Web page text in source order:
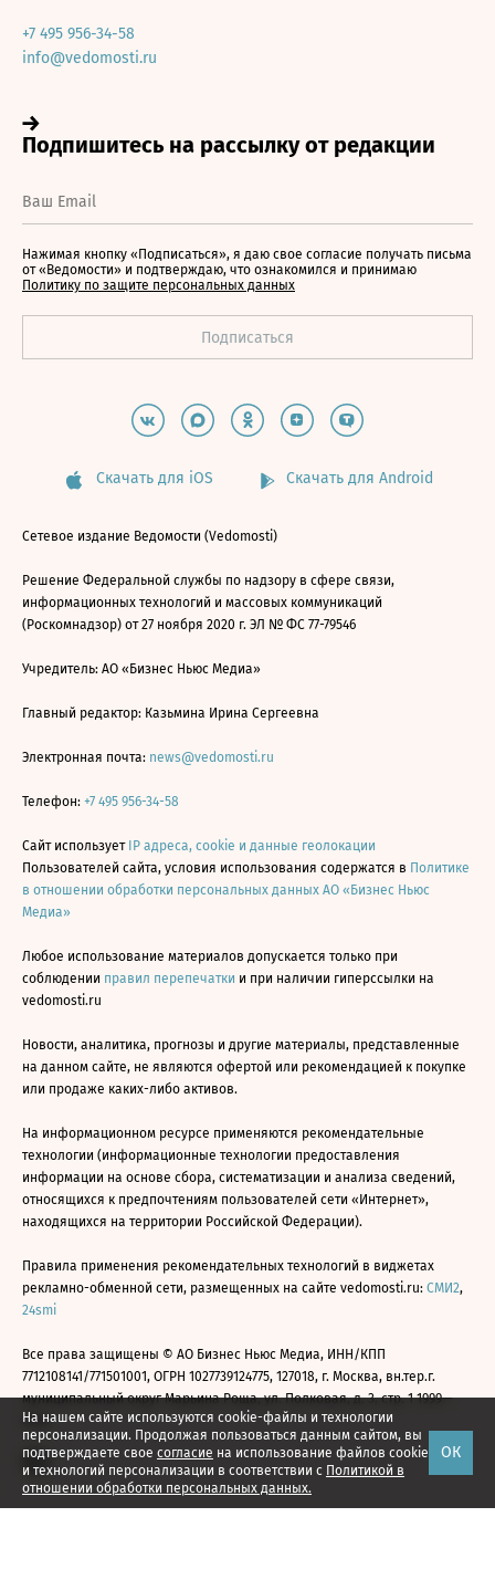
На нашем сайте используются cookie-файлы и технологии
персонализации. Продолжая пользоваться данным сайтом, вы
подтверждаете свое согласие на использование файлов cookie
и технологий персонализации в соответствии с Политикой в
отношении обработки персональных данных.
ОК
+7 495 956-34-58
info@vedomosti.ru
Нажимая кнопку «Подписаться», я даю свое согласие получать письма
от «Ведомости» и подтверждаю, что ознакомился и принимаю
Политику по защите персональных данных
Скачать для iOS Скачать для Android
Сетевое издание Ведомости (Vedomosti)
Решение Федеральной службы по надзору в сфере связи,
информационных технологий и массовых коммуникаций
(Роскомнадзор) от 27 ноября 2020 г. ЭЛ № ФС 77-79546
Учредитель: АО «Бизнес Ньюс Медиа»
Главный редактор: Казьмина Ирина Сергеевна
Электронная почта: news@vedomosti.ru
Телефон: +7 495 956-34-58
Сайт использует IP адреса, cookie и данные геолокации
Пользователей сайта, условия использования содержатся в Политике
в отношении обработки персональных данных АО «Бизнес Ньюс
Медиа»
Любое использование материалов допускается только при
соблюдении правил перепечатки и при наличии гиперссылки на
vedomosti.ru
Новости, аналитика, прогнозы и другие материалы, представленные
на данном сайте, не являются офертой или рекомендацией к покупке
или продаже каких-либо активов.
На информационном ресурсе применяются рекомендательные
технологии (информационные технологии предоставления
информации на основе сбора, систематизации и анализа сведений,
относящихся к предпочтениям пользователей сети «Интернет»,
находящихся на территории Российской Федерации).
Правила применения рекомендательных технологий в виджетах
рекламно-обменной сети, размещенных на сайте vedomosti.ru: СМИ2,
24smi
Все права защищены © АО Бизнес Ньюс Медиа, ИНН/КПП
7712108141/771501001, ОГРН 1027739124775, 127018, г. Москва, вн.тер.г.
муниципальный округ Марьина Роща, ул. Полковая, д. 3, стр. 1 1999—
2026